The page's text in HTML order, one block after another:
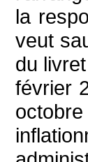
la
veut
du
février